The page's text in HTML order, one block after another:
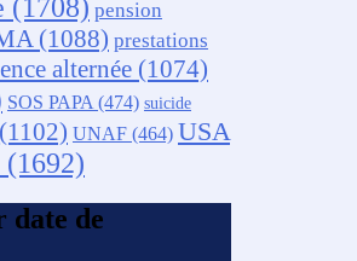
(1708) pension
(1088) prestations
alternée (1074)
SOS PAPA (474) suicide
(1102) UNAF (464) USA
(1692)
date de